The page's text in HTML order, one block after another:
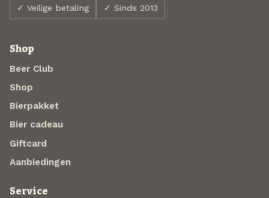
✓ Veilige betaling ✓ Sinds 2013
Shop
Beer Club
Shop
Bierpakket
Bier cadeau
Giftcard
Aanbiedingen
Service